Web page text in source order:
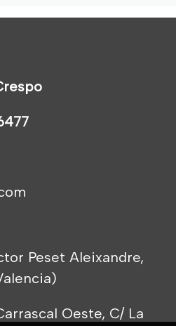
Peset Aleixandre,
Oeste, C/ La